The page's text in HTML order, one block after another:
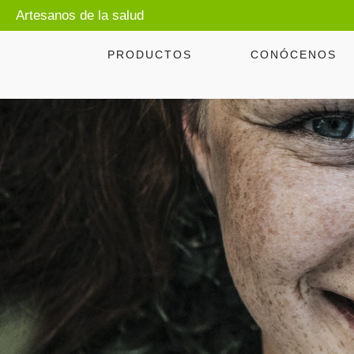
Artesanos de la salud
PRODUCTOS CONÓCENOS